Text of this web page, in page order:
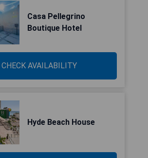
Casa Pellegrino
Boutique Hotel
CHECK AVAILABILITY
Hyde Beach House